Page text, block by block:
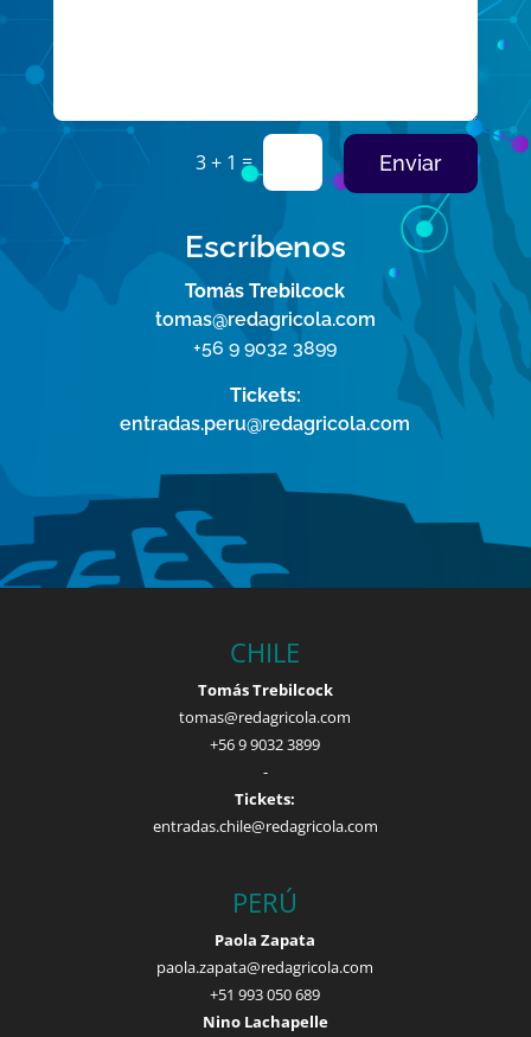
3 + 1 = Enviar
Escríbenos
Tomás Trebilcock
tomas@redagricola.com
+56 9 9032 3899
Tickets:
entradas.peru@redagricola.com
CHILE
Tomás Trebilcock
tomas@redagricola.com
+56 9 9032 3899
-
Tickets:
entradas.chile@redagricola.com
PERÚ
Paola Zapata
paola.zapata@redagricola.com
+51 993 050 689
Nino Lachapelle